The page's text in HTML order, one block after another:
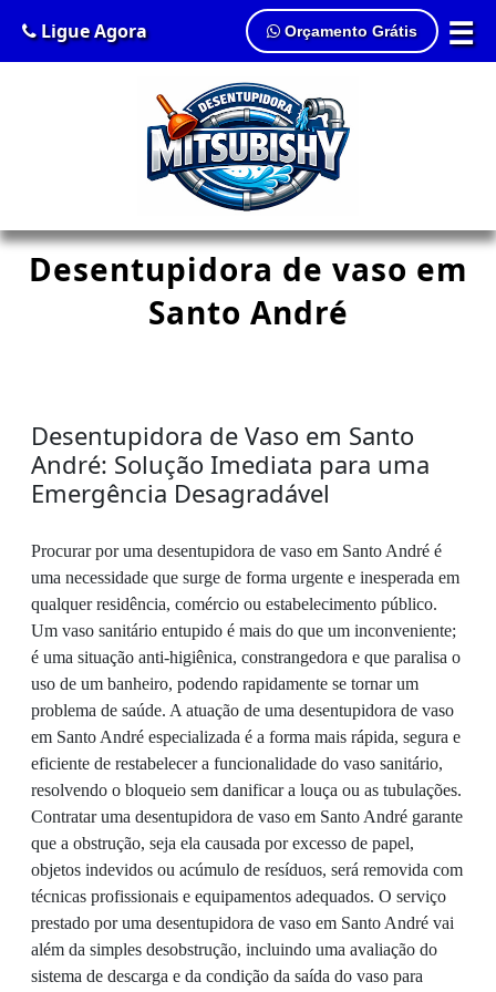
☰
Ligue Agora Orçamento Grátis
Desentupidora de vaso em
Santo André
Desentupidora de Vaso em Santo
André: Solução Imediata para uma
Emergência Desagradável
Procurar por uma desentupidora de vaso em Santo André é
uma necessidade que surge de forma urgente e inesperada em
qualquer residência, comércio ou estabelecimento público.
Um vaso sanitário entupido é mais do que um inconveniente;
é uma situação anti-higiênica, constrangedora e que paralisa o
uso de um banheiro, podendo rapidamente se tornar um
problema de saúde. A atuação de uma desentupidora de vaso
em Santo André especializada é a forma mais rápida, segura e
eficiente de restabelecer a funcionalidade do vaso sanitário,
resolvendo o bloqueio sem danificar a louça ou as tubulações.
Contratar uma desentupidora de vaso em Santo André garante
que a obstrução, seja ela causada por excesso de papel,
objetos indevidos ou acúmulo de resíduos, será removida com
técnicas profissionais e equipamentos adequados. O serviço
prestado por uma desentupidora de vaso em Santo André vai
além da simples desobstrução, incluindo uma avaliação do
sistema de descarga e da condição da saída do vaso para